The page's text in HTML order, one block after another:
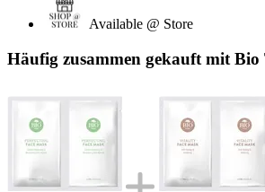
Available @ Store
Häufig zusammen gekauft mit